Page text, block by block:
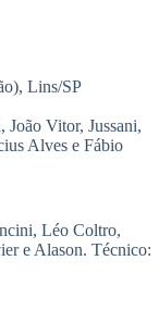
Lins/SP
João Vitor, Jussani,
Alves e Fábio
Léo Coltro,
e Alason. Técnico: